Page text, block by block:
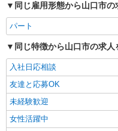
同じ雇用形態から山口市の
パート
同じ特徴から山口市の求人
入社日応相談
友達と応募OK
未経験歓迎
女性活躍中